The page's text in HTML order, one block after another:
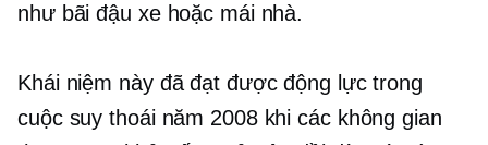
như bãi đậu xe hoặc mái nhà.
Khái niệm này đã đạt được động lực trong
cuộc suy thoái năm 2008 khi các không gian